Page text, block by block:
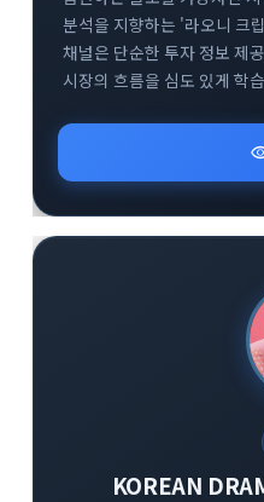
분석을 지향하는 '라오니
채널은 단순한 투자 정보 제
시장의 흐름을 심도 있게 학
드리며, 소통을 위한 대화방
건전한 정보 교류를 돕고 있
생태계에서 함께 공부하며
KOREAN